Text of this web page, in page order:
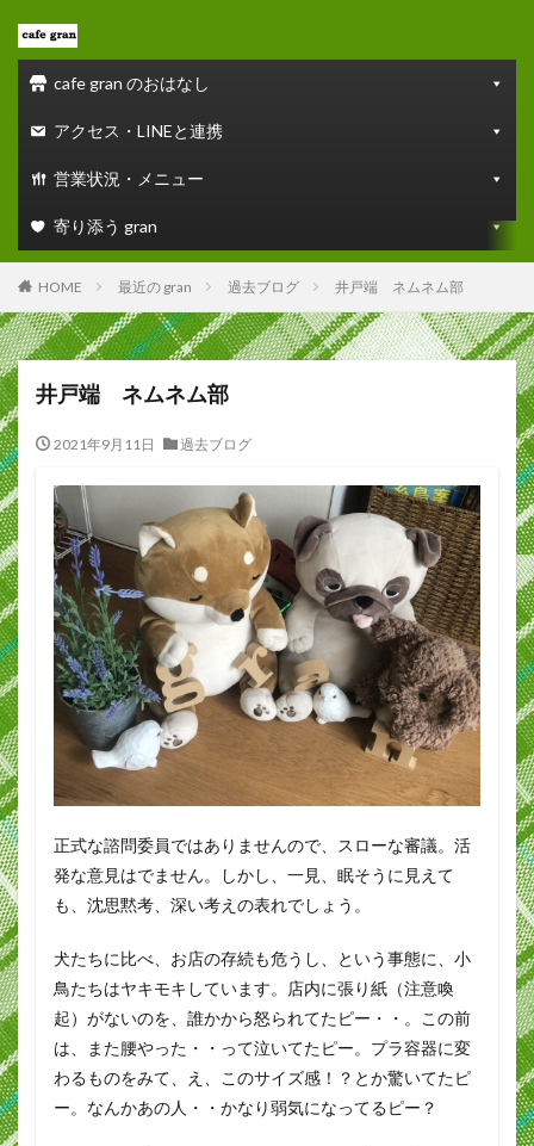
cafe gran のおはなし
アクセス・LINEと連携
営業状況・メニュー
寄り添う gran
HOME 最近の gran 過去ブログ 井戸端 ネムネム部
井戸端 ネムネム部
2021年9月11日 過去ブログ
正式な諮問委員ではありませんので、スローな審議。活
発な意見はでません。しかし、一見、眠そうに見えて
も、沈思黙考、深い考えの表れでしょう。
犬たちに比べ、お店の存続も危うし、という事態に、小
鳥たちはヤキモキしています。店内に張り紙（注意喚
起）がないのを、誰かから怒られてたピー・・。この前
は、また腰やった・・って泣いてたピー。プラ容器に変
わるものをみて、え、このサイズ感！？とか驚いてたピ
ー。なんかあの人・・かなり弱気になってるピー？